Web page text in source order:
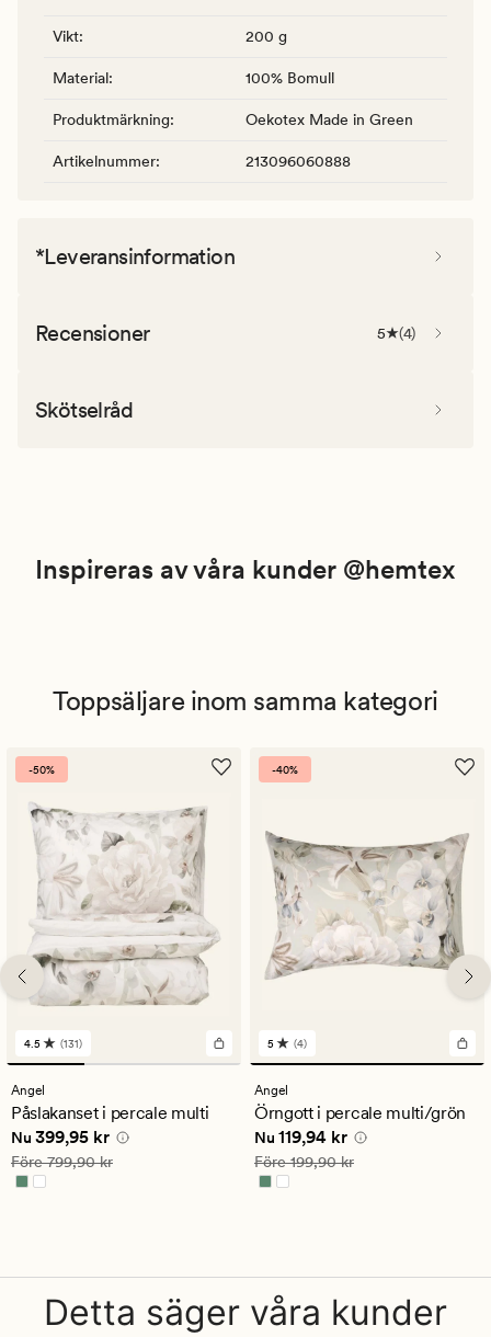
Vikt: 200 g
Material: 100% Bomull
Produktmärkning: Oekotex Made in Green
Artikelnummer: 213096060888
*Leveransinformation
Recensioner 5 (4)
Skötselråd
Inspireras av våra kunder @hemtex
Toppsäljare inom samma kategori
-50%
131
omdömen
med
ett
genomsnittligt
betyg
på
4.5
4.5 (131)
Angel
Påslakanset i percale multi
Nuvarande pris
Nu 399,95 kr
Ordinarie pris 799,90 kr
Före799,90 kr
-40%
4
omdömen
med
ett
genomsnittligt
betyg
på
5
5 (4)
Angel
Örngott i percale multi/grön
Nuvarande pris
Nu 119,94 kr
Ordinarie pris 199,90 kr
Före199,90 kr
Detta säger våra kunder